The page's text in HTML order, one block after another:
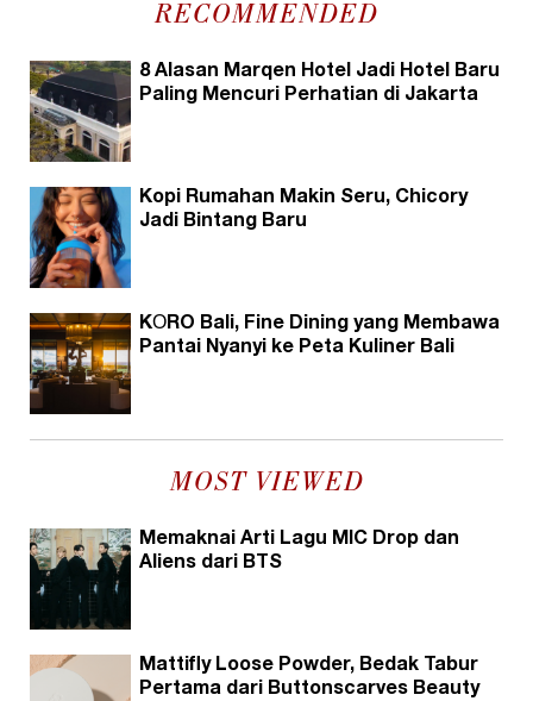
RECOMMENDED
8 Alasan Marqen Hotel Jadi Hotel Baru
Paling Mencuri Perhatian di Jakarta
Kopi Rumahan Makin Seru, Chicory
Jadi Bintang Baru
KŌRO Bali, Fine Dining yang Membawa
Pantai Nyanyi ke Peta Kuliner Bali
MOST VIEWED
Memaknai Arti Lagu MIC Drop dan
Aliens dari BTS
Mattifly Loose Powder, Bedak Tabur
Pertama dari Buttonscarves Beauty